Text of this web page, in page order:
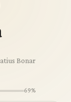
Bonar
69%